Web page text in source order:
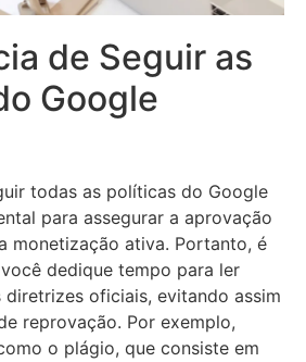
de Seguir as
Google
todas as políticas do Google
para assegurar a aprovação
monetização ativa. Portanto, é
dedique tempo para ler
diretrizes oficiais, evitando assim
reprovação. Por exemplo,
o plágio, que consiste em